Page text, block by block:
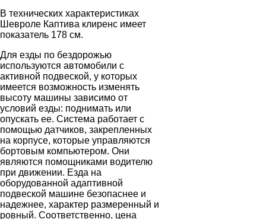
В технических характеристиках
Шевроле Каптива клиренс имеет
показатель 178 см.
Для езды по бездорожью
используются автомобили с
активной подвеской, у которых
имеется возможность изменять
высоту машины зависимо от
условий езды: поднимать или
опускать ее. Система работает с
помощью датчиков, закрепленных
на корпусе, которые управляются
бортовым компьютером. Они
являются помощниками водителю
при движении. Езда на
оборудованной адаптивной
подвеской машине безопаснее и
надежнее, характер размеренный и
ровный. Соответственно, цена